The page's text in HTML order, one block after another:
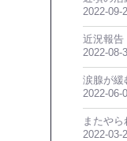
2022-09-
近況報告
2022-08-
涙腺が緩
2022-06-
またやら
2022-03-